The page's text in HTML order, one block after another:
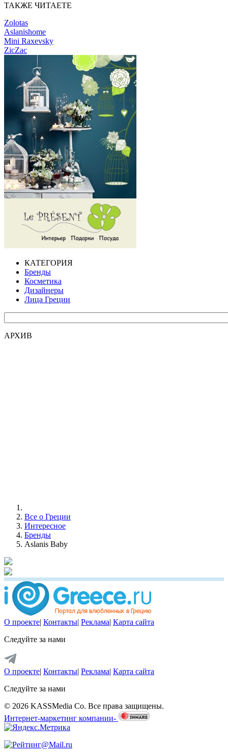
ТАКЖЕ ЧИТАЕТЕ
Zolotas
Aslanishome
Mini Raxevsky
ZicZac
КАТЕГОРИЯ
Бренды
Косметика
Дизайнеры
Лица Греции
АРХИВ
Все о Греции
Интересное
Бренды
Aslanis Baby
О проекте| Контакты| Реклама| Карта сайта
Следуйте за нами
О проекте| Контакты| Реклама| Карта сайта
Следуйте за нами
© 2026 KASSMedia Co. Все права защищены.
Интернет-маркетинг компании-